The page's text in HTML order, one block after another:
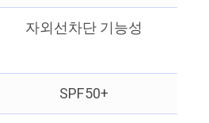
자외선차단 기능성
SPF50+